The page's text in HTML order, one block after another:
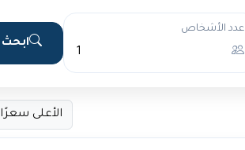
عدد الأشخاص
ابحث
الأعلى سعرًا